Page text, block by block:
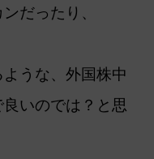
だったり、
うな、外国株中
いのでは？と思